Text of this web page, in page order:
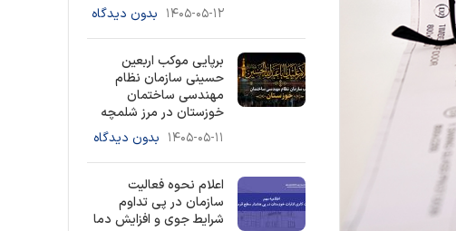
۱۴۰۵-۰۵-۱۲ بدون دیدگاه
برپایی موکب اربعین
حسینی سازمان نظام
مهندسی ساختمان
خوزستان در مرز شلمچه
۱۴۰۵-۰۵-۱۱ بدون دیدگاه
اعلام نحوه فعالیت
سازمان در پی تداوم
شرایط جوی و افزایش دما